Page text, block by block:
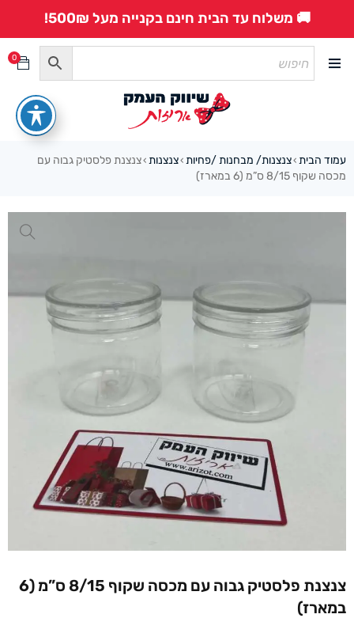
🚚 משלוח עד הבית חינם בקנייה מעל 500₪!
0
עמוד הבית ›צנצנות/ מבחנות /פחיות ›צנצנות ›צנצנת פלסטיק גבוה עם
מכסה שקוף 8/15 ס”מ (6 במארז)
צנצנת פלסטיק גבוה עם מכסה שקוף 8/15 ס”מ (6
במארז)